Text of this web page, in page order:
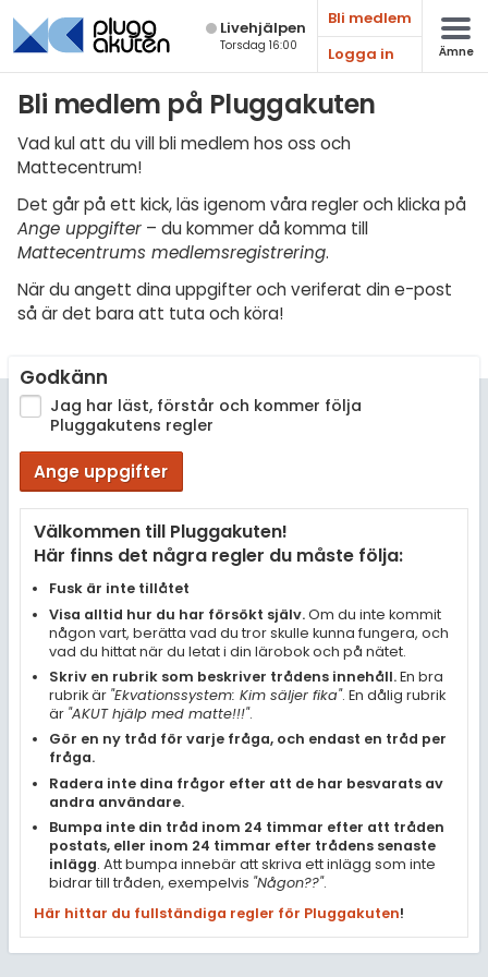
Live­hjälpen
Torsdag 16:00
Bli medlem
Logga in
Ämne
Bli medlem på Pluggakuten
Vad kul att du vill bli medlem hos oss och
Mattecentrum!
Det går på ett kick, läs igenom våra regler och klicka på
Ange uppgifter – du kommer då komma till
Mattecentrums medlemsregistrering.
När du angett dina uppgifter och veriferat din e-post
så är det bara att tuta och köra!
Godkänn
Jag har läst, förstår och kommer följa
Pluggakutens regler
Ange uppgifter
Välkommen till Pluggakuten!
Här finns det några regler du måste följa:
Fusk är inte tillåtet
Visa alltid hur du har försökt själv.Om du inte kommit
någon vart, berätta vad du tror skulle kunna fungera, och
vad du hittat när du letat i din lärobok och på nätet.
Skriv en rubrik som beskriver trådens innehåll.En bra
rubrik är "Ekvationssystem: Kim säljer fika". En dålig rubrik
är "AKUT hjälp med matte!!!".
Gör en ny tråd för varje fråga, och endast en tråd per
fråga.
Radera inte dina frågor efter att de har besvarats av
andra användare.
Bumpa inte din tråd inom 24 timmar efter att tråden
postats, eller inom 24 timmar efter trådens senaste
inlägg. Att bumpa innebär att skriva ett inlägg som inte
bidrar till tråden, exempelvis "Någon??".
Här hittar du fullständiga regler för Pluggakuten!
Matematik
Fysik
Biologi
Teknik & Bygg
Programmering
Engelska
Ekonomi
Övriga diskussioner
Livehjälpen
Regler
För lärare
2 inloggade
Om Pluggakuten